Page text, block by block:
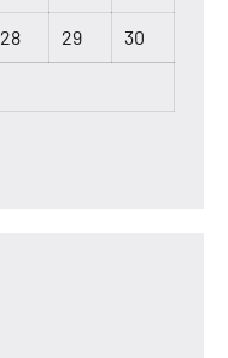
28 29 30